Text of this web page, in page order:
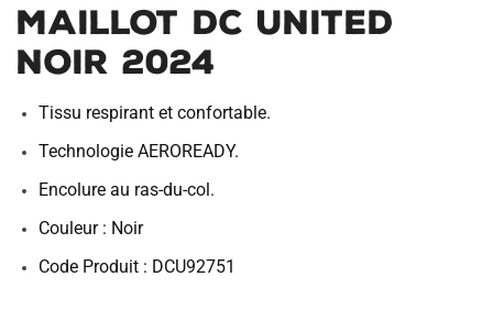
Maillot DC United
Noir 2024
Tissu respirant et confortable.
Technologie AEROREADY.
Encolure au ras-du-col.
Couleur : Noir
Code Produit : DCU92751